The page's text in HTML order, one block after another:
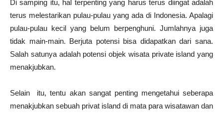
Di samping itu, hal terpenting yang harus terus diingat adalah
terus melestarikan pulau-pulau yang ada di Indonesia. Apalagi
pulau-pulau kecil yang belum berpenghuni. Jumlahnya juga
tidak main-main. Berjuta potensi bisa didapatkan dari sana.
Salah satunya adalah potensi objek wisata private island yang
menakjubkan.
Selain itu, tentu akan sangat penting mengetahui seberapa
menakjubkan sebuah privat island di mata para wisatawan dan